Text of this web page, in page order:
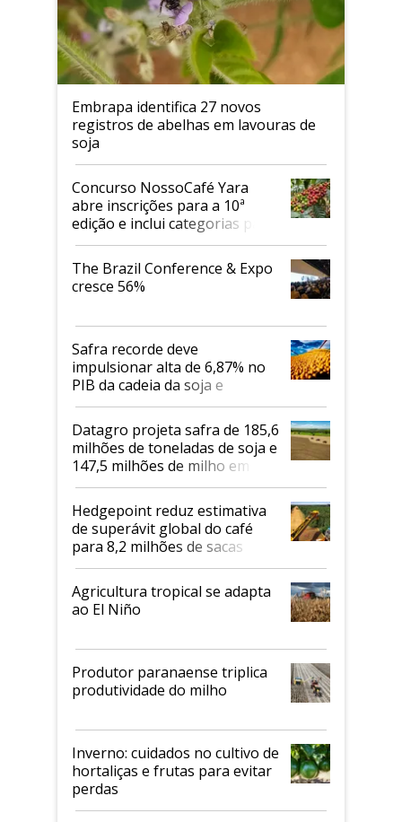
Embrapa identifica 27 novos
registros de abelhas em lavouras de
soja
Concurso NossoCafé Yara
abre inscrições para a 10ª
edição e inclui categorias para
cafés Canephora
The Brazil Conference & Expo
cresce 56%
Safra recorde deve
impulsionar alta de 6,87% no
PIB da cadeia da soja e
biodiesel em 2026
Datagro projeta safra de 185,6
milhões de toneladas de soja e
147,5 milhões de milho em
2026/27
Hedgepoint reduz estimativa
de superávit global do café
para 8,2 milhões de sacas
Agricultura tropical se adapta
ao El Niño
Produtor paranaense triplica
produtividade do milho
Inverno: cuidados no cultivo de
hortaliças e frutas para evitar
perdas